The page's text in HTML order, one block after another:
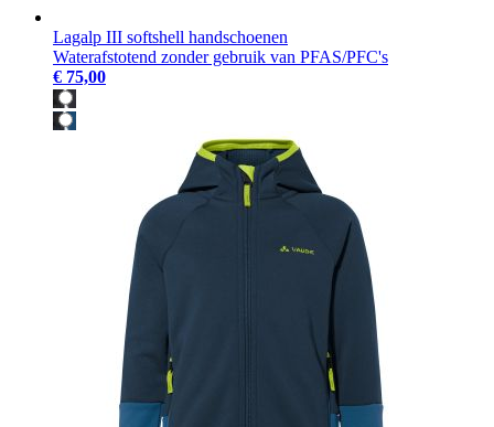
Lagalp III softshell handschoenen
Waterafstotend zonder gebruik van PFAS/PFC's
€ 75,00